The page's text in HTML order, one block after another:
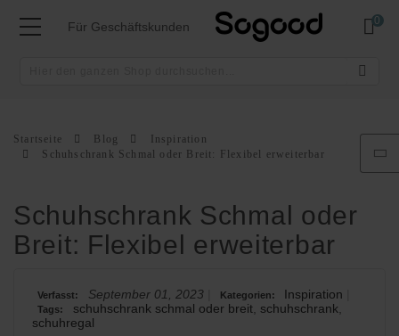
Für Geschäftskunden
Startseite Blog
Inspiration
Schuhschrank Schmal oder Breit: Flexibel erweiterbar
Schuhschrank Schmal oder
Breit: Flexibel erweiterbar
Verfasst: September 01, 2023 Kategorien: Inspiration
Tags: schuhschrank schmal oder breit, schuhschrank
schuhregal